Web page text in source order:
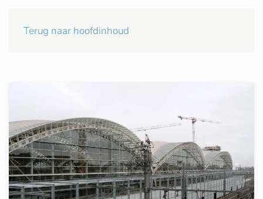
Terug naar hoofdinhoud